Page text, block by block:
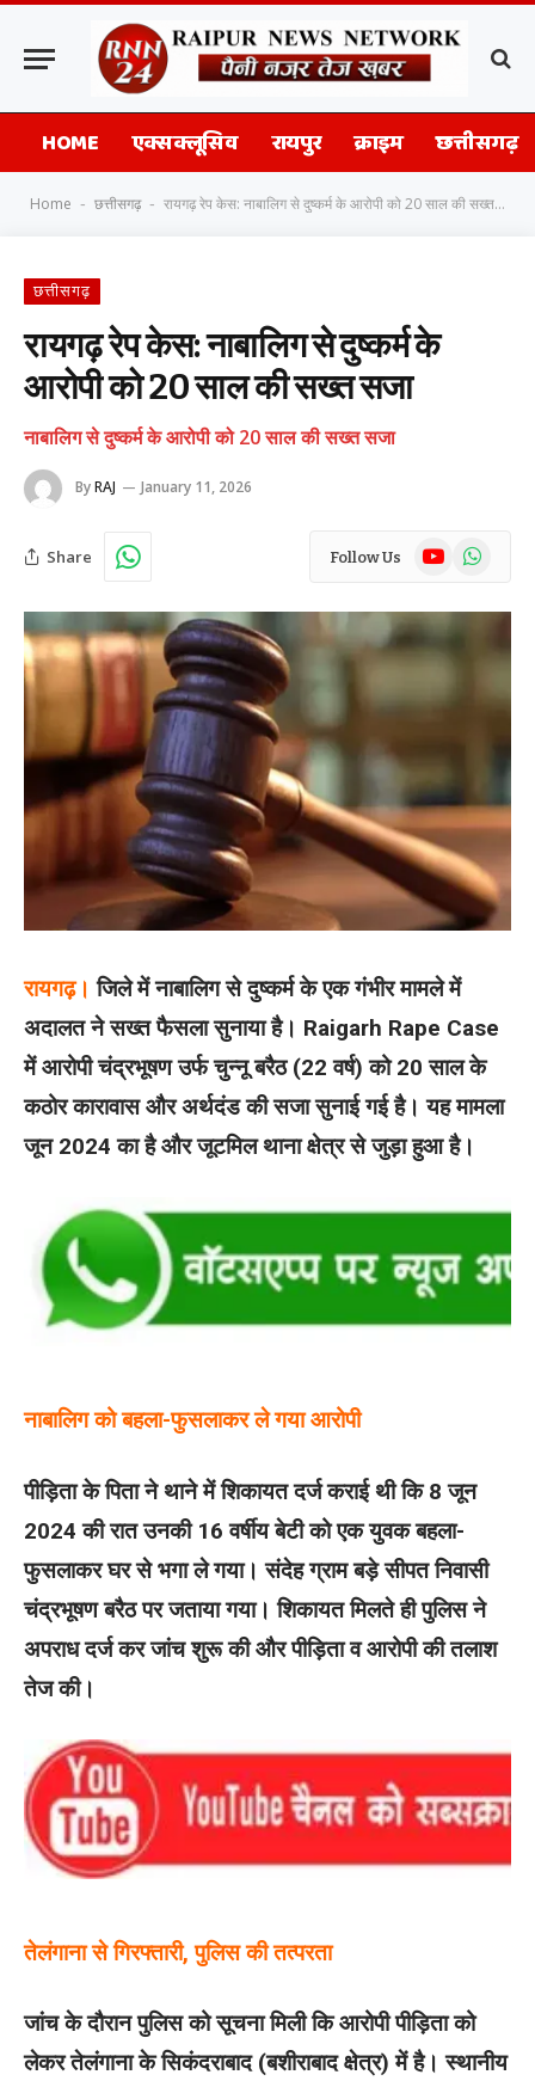
HOME एक्सक्लूसिव रायपुर क्राइम छत्तीसगढ़
Home - छत्तीसगढ़ - रायगढ़ रेप केस: नाबालिग से दुष्कर्म के आरोपी को 20 साल की सख्त सजा
छत्तीसगढ़
रायगढ़ रेप केस: नाबालिग से दुष्कर्म के
आरोपी को 20 साल की सख्त सजा
नाबालिग से दुष्कर्म के आरोपी को 20 साल की सख्त सजा
ByRAJ January 11, 2026
Share Follow Us YouTubeWhatsApp
रायगढ़। जिले में नाबालिग से दुष्कर्म के एक गंभीर मामले में
अदालत ने सख्त फैसला सुनाया है। Raigarh Rape Case
में आरोपी चंद्रभूषण उर्फ चुन्नू बरैठ (22 वर्ष) को 20 साल के
कठोर कारावास और अर्थदंड की सजा सुनाई गई है। यह मामला
जून 2024 का है और जूटमिल थाना क्षेत्र से जुड़ा हुआ है।
नाबालिग को बहला-फुसलाकर ले गया आरोपी
पीड़िता के पिता ने थाने में शिकायत दर्ज कराई थी कि 8 जून
2024 की रात उनकी 16 वर्षीय बेटी को एक युवक बहला-
फुसलाकर घर से भगा ले गया। संदेह ग्राम बड़े सीपत निवासी
चंद्रभूषण बरैठ पर जताया गया। शिकायत मिलते ही पुलिस ने
अपराध दर्ज कर जांच शुरू की और पीड़िता व आरोपी की तलाश
तेज की।
तेलंगाना से गिरफ्तारी, पुलिस की तत्परता
जांच के दौरान पुलिस को सूचना मिली कि आरोपी पीड़िता को
लेकर तेलंगाना के सिकंदराबाद (बशीराबाद क्षेत्र) में है। स्थानीय